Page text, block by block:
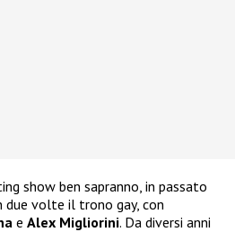
show ben sapranno, in passato
volte il trono gay, con
e Alex Migliorini. Da diversi anni